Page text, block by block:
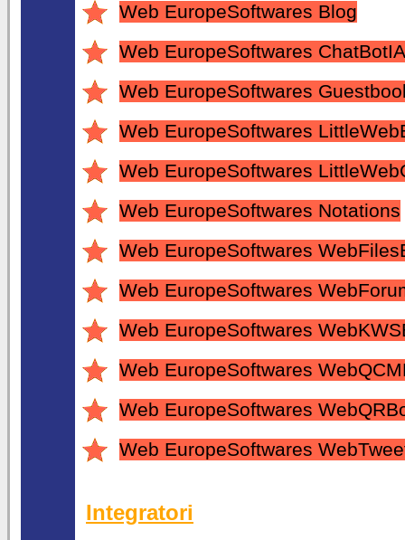
Web EuropeSoftwares Blog
Web EuropeSoftwares ChatBotIA
Web EuropeSoftwares
Web EuropeSoftwares
Web EuropeSoftwares
Web EuropeSoftwares Notations
Web EuropeSoftwares
Web EuropeSoftwares
Web EuropeSoftwares
Web EuropeSoftwares
Web EuropeSoftwares
Web EuropeSoftwares
Integratori